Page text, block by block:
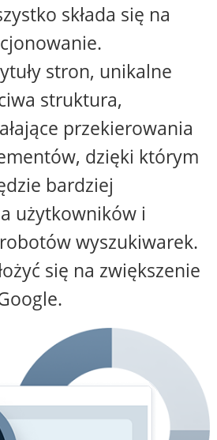
składa się na
stron, unikalne
struktura,
przekierowania
dzięki którym
bardziej
użytkowników i
wyszukiwarek.
się na zwiększenie